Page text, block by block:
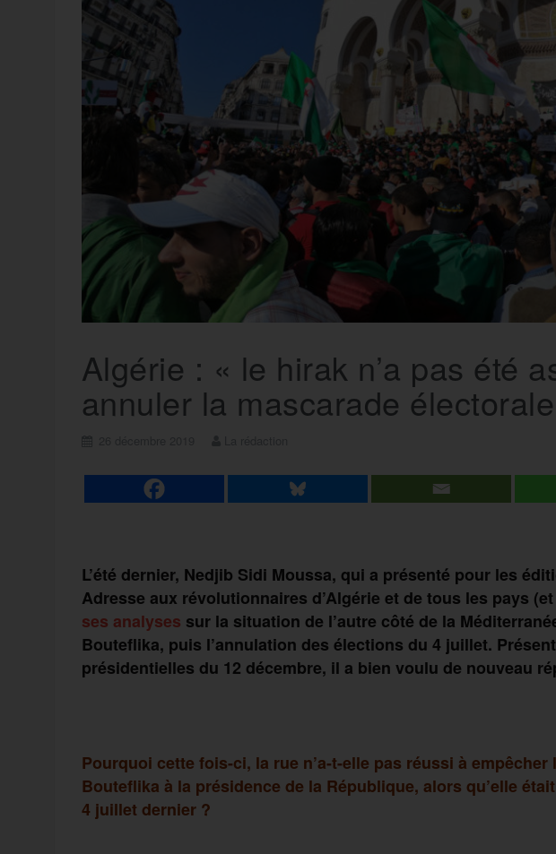
Algérie : « le hirak n’a pas été
annuler la mascarade
L’été dernier, Nedjib Sidi Moussa, qui a présenté pour les
Adresse aux révolutionnaires d’Algérie et de tous les pays
ses analyses sur la situation de l’autre côté de la
Bouteflika, puis l’annulation des élections du 4 juillet.
présidentielles du 12 décembre, il a bien voulu de nouveau
Pourquoi cette fois-ci, la rue n’a-t-elle pas réussi à empêcher
Bouteflika à la présidence de la République, alors qu’elle
4 juillet dernier ?